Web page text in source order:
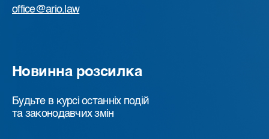
office@ario.law
Новинна розсилка
Будьте в курсі останніх подій
та законодавчих змін